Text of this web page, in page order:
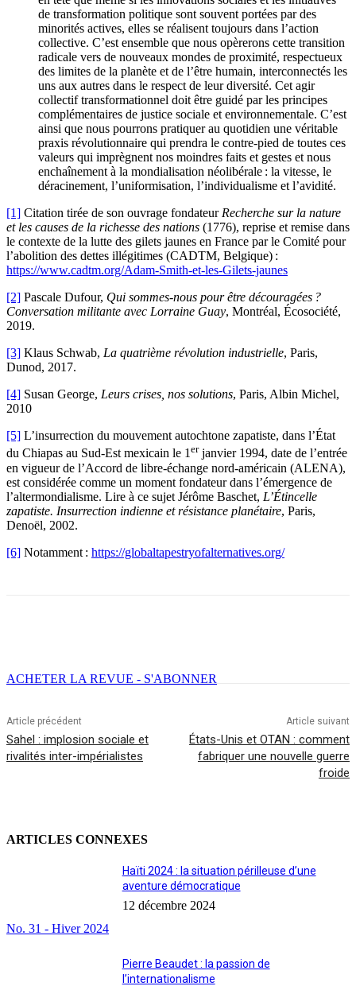
de transformation politique sont souvent portées par des
minorités actives, elles se réalisent toujours dans l’action
collective. C’est ensemble que nous opèrerons cette transition
radicale vers de nouveaux mondes de proximité, respectueux
des limites de la planète et de l’être humain, interconnectés les
uns aux autres dans le respect de leur diversité. Cet agir
collectif transformationnel doit être guidé par les principes
complémentaires de justice sociale et environnementale. C’est
ainsi que nous pourrons pratiquer au quotidien une véritable
praxis révolutionnaire qui prendra le contre-pied de toutes ces
valeurs qui imprègnent nos moindres faits et gestes et nous
enchaînement à la mondialisation néolibérale : la vitesse, le
déracinement, l’uniformisation, l’individualisme et l’avidité.
[1] Citation tirée de son ouvrage fondateur Recherche sur la nature
et les causes de la richesse des nations (1776), reprise et remise dans
le contexte de la lutte des gilets jaunes en France par le Comité pour
l’abolition des dettes illégitimes (CADTM, Belgique) :
https://www.cadtm.org/Adam-Smith-et-les-Gilets-jaunes
[2] Pascale Dufour, Qui sommes-nous pour être découragées ?
Conversation militante avec Lorraine Guay, Montréal, Écosociété,
2019.
[3] Klaus Schwab, La quatrième révolution industrielle, Paris,
Dunod, 2017.
[4] Susan George, Leurs crises, nos solutions, Paris, Albin Michel,
2010
[5] L’insurrection du mouvement autochtone zapatiste, dans l’État
du Chiapas au Sud-Est mexicain le 1erjanvier 1994, date de l’entrée
en vigueur de l’Accord de libre-échange nord-américain (ALENA),
est considérée comme un moment fondateur dans l’émergence de
l’altermondialisme. Lire à ce sujet Jérôme Baschet, L’Étincelle
zapatiste. Insurrection indienne et résistance planétaire, Paris,
Denoël, 2002.
[6] Notamment : https://globaltapestryofalternatives.org/
ACHETER LA REVUE - S'ABONNER
Article précédent
Sahel : implosion sociale et
rivalités inter-impérialistes
Article suivant
États-Unis et OTAN : comment
fabriquer une nouvelle guerre
froide
ARTICLES CONNEXES
No. 31 - Hiver 2024
Haïti 2024 : la situation périlleuse d’une
aventure démocratique
12 décembre 2024
Pierre Beaudet : la passion de
l’internationalisme